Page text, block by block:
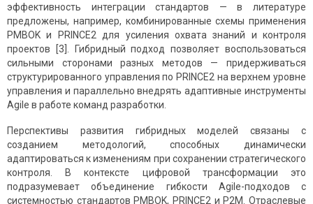
эффективность интеграции стандартов — в литературе
предложены, например, комбинированные схемы применения
PMBOK и PRINCE2 для усиления охвата знаний и контроля
проектов [3]. Гибридный подход позволяет воспользоваться
сильными сторонами разных методов — придерживаться
структурированного управления по PRINCE2 на верхнем уровне
управления и параллельно внедрять адаптивные инструменты
Agile в работе команд разработки.
Перспективы развития гибридных моделей связаны с
созданием методологий, способных динамически
адаптироваться к изменениям при сохранении стратегического
контроля. В контексте цифровой трансформации это
подразумевает объединение гибкости Agile-подходов с
системностью стандартов PMBOK, PRINCE2 и P2M. Отраслевые